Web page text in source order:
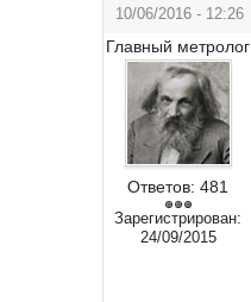
10/06/2016 - 12:26
Главный метролог
Ответов: 481
Зарегистрирован:
24/09/2015